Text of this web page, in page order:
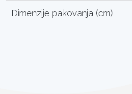
Dimenzije pakovanja (cm)